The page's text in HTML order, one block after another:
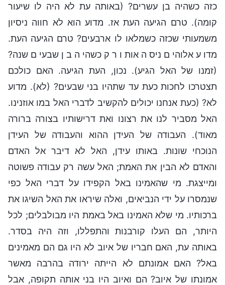
כזה כשהיה בן עשרים? (באותה עת לא היה לו שיעור
קומה). טרם הגיעה העת אז. מדוע הוא לא חווה ניסיון
משמעותי שכזה כשמלאו לו ארבעים? טרם הגיעה העת.
מדוע אלוהים ניסה אותו רק כשהיה בן שבעים שנה?
(זמנו של האל הגיע). נכון, העת הגיעה. האם כולכם
תצטרכו לחכות כעת עד שתהיו בני שבעים? (לא). מדוע
לא? (כעת אנחנו יכולים להקשיב לדברי האל במו אוזנינו.
האל מסביר לנו את רצונו ואת דרישותיו בצורה ברורה
מאוד). העבודה של העידן ההוא והעבודה של העידן
הנוכחי שונות. באותו עידן, האל לא דיבר אל האדם
והאדם לא הבין את האמת; האל עשה רק עבודה פשוטה
ומייצגת. מי שהאמינו באל הקפידו על דברי האל כפי
שנמסרו על ידי הנביאים, ואלה שיראו את האל השיגו את
ברכותיו. מי שלא האמינו באל באמת היו מבולבלים; לכל
היותר, הם העלו קורבנות והתפללו, וזה היה בסדר.
באותה עת, האם חבריו של איוב לא היו גם הם מאמינים
באל? האם אמונתם לא הייתה ירודה בהרבה מאשר
אמונתו של איוב? הם ואיוב היו בני אותה תקופה, אבל